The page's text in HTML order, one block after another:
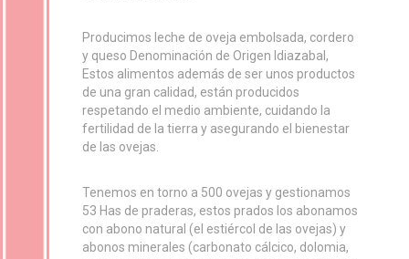
Producimos leche de oveja embolsada, cordero
y queso Denominación de Origen Idiazabal,
Estos alimentos además de ser unos productos
de una gran calidad, están producidos
respetando el medio ambiente, cuidando la
fertilidad de la tierra y asegurando el bienestar
de las ovejas.
Tenemos en torno a 500 ovejas y gestionamos
53 Has de praderas, estos prados los abonamos
con abono natural (el estiércol de las ovejas) y
abonos minerales (carbonato cálcico, dolomia,